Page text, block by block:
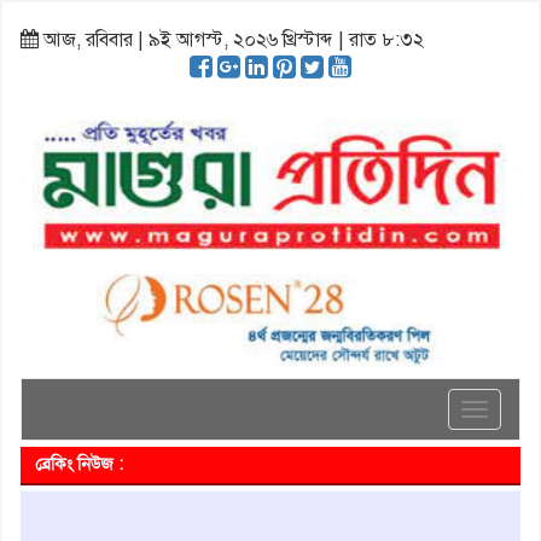
আজ, রবিবার | ৯ই আগস্ট, ২০২৬ খ্রিস্টাব্দ | রাত ৮:৩২
Toggle
ব্রেকিং নিউজ :